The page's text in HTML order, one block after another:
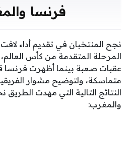
فرنسا
نجح المنتخبان في تقديم أداء
المرحلة المتقدمة من كأس
عقبات صعبة بينما أظهرت فرنسا
متماسكة، ولتوضيح مشوار
النتائج التالية التي مهدت الطريق
والمغرب: